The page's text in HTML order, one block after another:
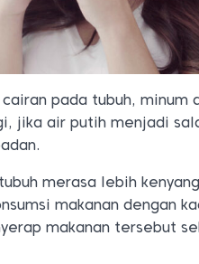
pada tubuh, minum
jika air putih menjadi
merasa lebih
makanan dengan
makanan tersebut